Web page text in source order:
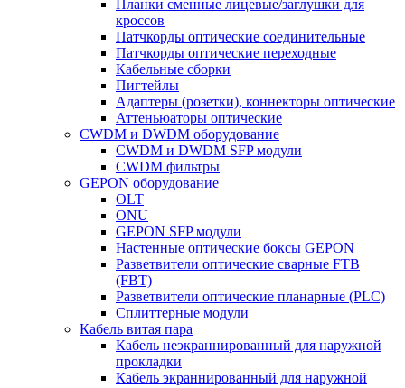
Планки сменные лицевые/заглушки для
кроссов
Патчкорды оптические соединительные
Патчкорды оптические переходные
Кабельные сборки
Пигтейлы
Адаптеры (розетки), коннекторы оптические
Аттеньюаторы оптические
CWDM и DWDM оборудование
CWDM и DWDM SFP модули
CWDM фильтры
GEPON оборудование
OLT
ONU
GEPON SFP модули
Настенные оптические боксы GEPON
Разветвители оптические сварные FTB
(FBT)
Разветвители оптические планарные (PLC)
Сплиттерные модули
Кабель витая пара
Кабель неэкраннированный для наружной
прокладки
Кабель экраннированный для наружной